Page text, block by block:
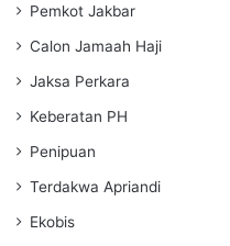
Pemkot Jakbar
Calon Jamaah Haji
Jaksa Perkara
Keberatan PH
Penipuan
Terdakwa Apriandi
Ekobis